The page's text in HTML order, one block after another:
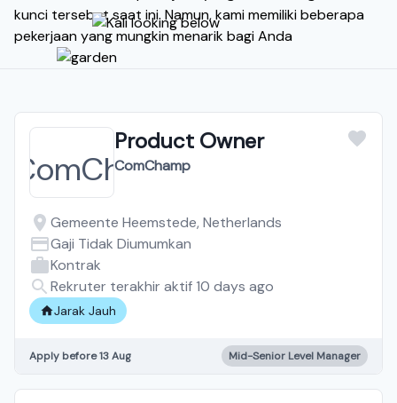
kunci tersebut saat ini. Namun, kami memiliki beberapa
pekerjaan yang mungkin menarik bagi Anda
Product Owner
ComChamp
Gemeente Heemstede, Netherlands
Gaji Tidak Diumumkan
Kontrak
Rekruter terakhir aktif 10 days ago
Jarak Jauh
Apply before 13 Aug Mid-Senior Level Manager